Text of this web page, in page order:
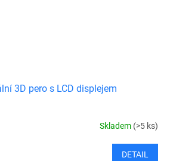
3D pero s LCD displejem
Skladem (>5 ks)
DETAIL